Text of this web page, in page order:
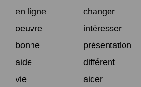
en ligne
changer
oeuvre
intéresser
bonne
présentation
aide
différent
vie
aider